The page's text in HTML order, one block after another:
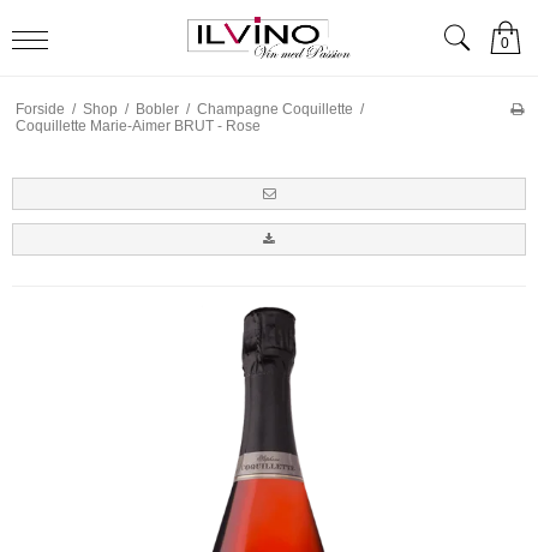
0
Forside / Shop / Bobler / Champagne Coquillette /
Coquillette Marie-Aimer BRUT - Rose